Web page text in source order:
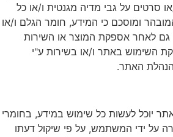
סרטים על גבי מדיה מגנטית ו/או כל
ומוסכם כי המידע, חומר הגלם ו/או
גם לאחר אספקת המוצר או השירות
השימוש באתר ו/או בשירות ע"י
האתר.
יוכל לעשות כל שימוש במידע, בחומרי
על ידי המשתמש, על פי שיקול דעתו